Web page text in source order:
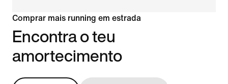
Comprar mais running em estrada
Encontra o teu
amortecimento